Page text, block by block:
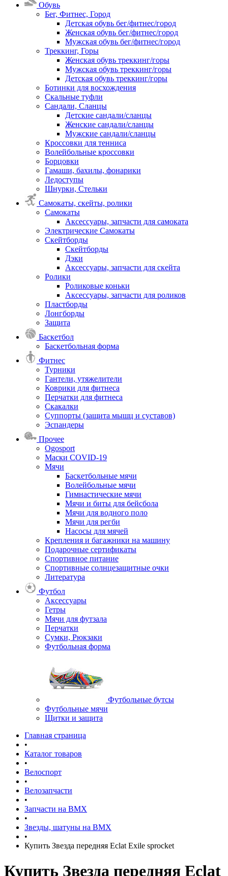
Обувь
Бег, Фитнес, Город
Детская обувь бег/фитнес/город
Женская обувь бег/фитнес/город
Мужская обувь бег/фитнес/город
Треккинг, Горы
Женская обувь треккинг/горы
Мужская обувь треккинг/горы
Детская обувь треккинг/горы
Ботинки для восхождения
Скальные туфли
Сандали, Сланцы
Детские сандали/сланцы
Женские сандали/сланцы
Мужские сандали/сланцы
Кроссовки для тенниса
Волейбольные кроссовки
Борцовки
Гамаши, бахилы, фонарики
Ледоступы
Шнурки, Стельки
Самокаты, скейты, ролики
Самокаты
Аксессуары, запчасти для самоката
Электрические Самокаты
Скейтборды
Скейтборды
Дэки
Аксессуары, запчасти для скейта
Ролики
Роликовые коньки
Аксессуары, запчасти для роликов
Пластборды
Лонгборды
Защита
Баскетбол
Баскетбольная форма
Фитнес
Турники
Гантели, утяжелители
Коврики для фитнеса
Перчатки для фитнеса
Скакалки
Суппорты (защита мышц и суставов)
Эспандеры
Прочее
Ogosport
Маски COVID-19
Мячи
Баскетбольные мячи
Волейбольные мячи
Гимнастические мячи
Мячи и биты для бейсбола
Мячи для водного поло
Мячи для регби
Насосы для мячей
Крепления и багажники на машину
Подарочные сертификаты
Спортивное питание
Спортивные солнцезащитные очки
Литература
Футбол
Аксессуары
Гетры
Мячи для футзала
Перчатки
Сумки, Рюкзаки
Футбольная форма
Футбольные бутсы
Футбольные мячи
Щитки и защита
Главная страница
•
Каталог товаров
•
Велоспорт
•
Велозапчасти
•
Запчасти на BMX
•
Звезды, шатуны на BMX
•
Купить Звезда передняя Eclat Exile sprocket
Купить Звезда передняя Eclat